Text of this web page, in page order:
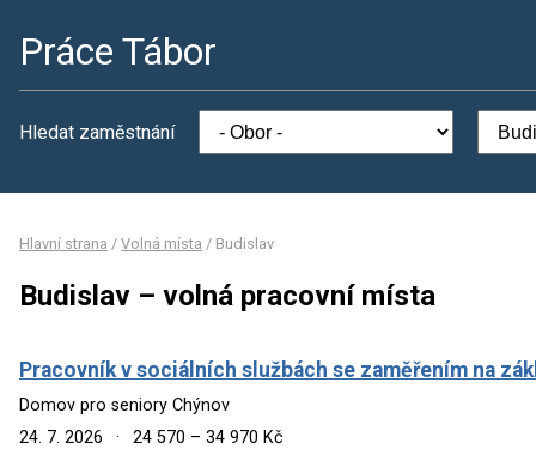
Práce Tábor
Hledat zaměstnání
Hlavní strana / Volná místa / Budislav
Budislav – volná pracovní místa
Pracovník v sociálních službách se zaměřením na
Domov pro seniory Chýnov
24. 7. 2026
· 24 570 – 34 970 Kč